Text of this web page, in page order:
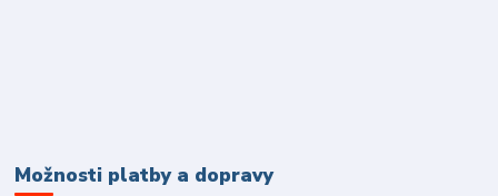
Možnosti platby a dopravy